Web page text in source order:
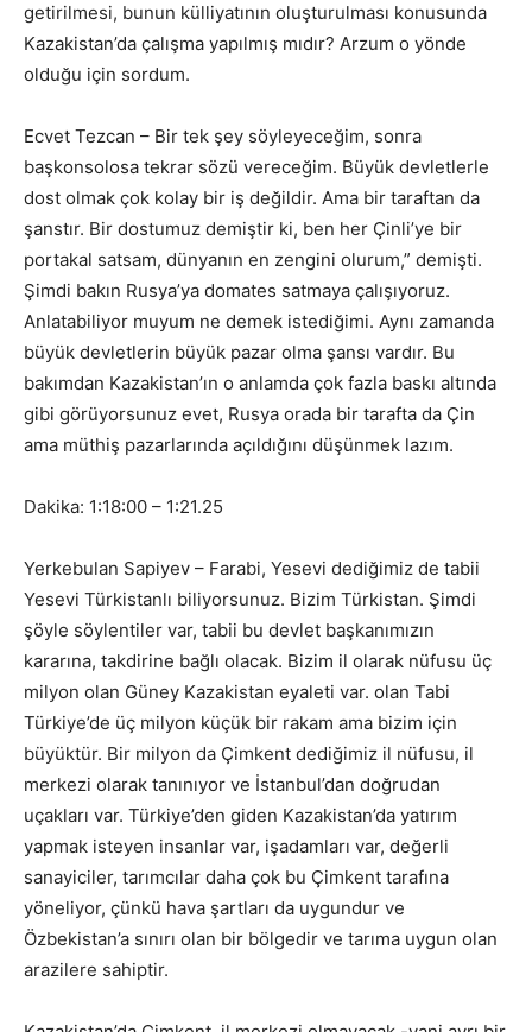
getirilmesi, bunun külliyatının oluşturulması konusunda
Kazakistan’da çalışma yapılmış mıdır? Arzum o yönde
olduğu için sordum.
Ecvet Tezcan – Bir tek şey söyleyeceğim, sonra
başkonsolosa tekrar sözü vereceğim. Büyük devletlerle
dost olmak çok kolay bir iş değildir. Ama bir taraftan da
şanstır. Bir dostumuz demiştir ki, ben her Çinli’ye bir
portakal satsam, dünyanın en zengini olurum,” demişti.
Şimdi bakın Rusya’ya domates satmaya çalışıyoruz.
Anlatabiliyor muyum ne demek istediğimi. Aynı zamanda
büyük devletlerin büyük pazar olma şansı vardır. Bu
bakımdan Kazakistan’ın o anlamda çok fazla baskı altında
gibi görüyorsunuz evet, Rusya orada bir tarafta da Çin
ama müthiş pazarlarında açıldığını düşünmek lazım.
Dakika: 1:18:00 – 1:21.25
Yerkebulan Sapiyev – Farabi, Yesevi dediğimiz de tabii
Yesevi Türkistanlı biliyorsunuz. Bizim Türkistan. Şimdi
şöyle söylentiler var, tabii bu devlet başkanımızın
kararına, takdirine bağlı olacak. Bizim il olarak nüfusu üç
milyon olan Güney Kazakistan eyaleti var. olan Tabi
Türkiye’de üç milyon küçük bir rakam ama bizim için
büyüktür. Bir milyon da Çimkent dediğimiz il nüfusu, il
merkezi olarak tanınıyor ve İstanbul’dan doğrudan
uçakları var. Türkiye’den giden Kazakistan’da yatırım
yapmak isteyen insanlar var, işadamları var, değerli
sanayiciler, tarımcılar daha çok bu Çimkent tarafına
yöneliyor, çünkü hava şartları da uygundur ve
Özbekistan’a sınırı olan bir bölgedir ve tarıma uygun olan
arazilere sahiptir.